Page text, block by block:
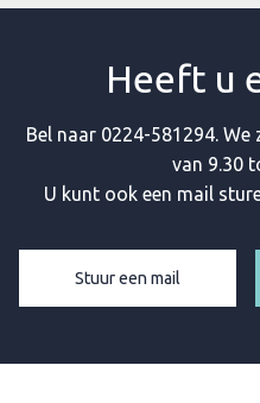
Heeft u
Bel naar 0224-581294. We
van 9.30
U kunt ook een mail
Stuur een mail